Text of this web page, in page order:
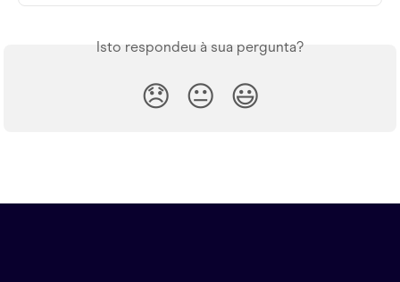
Isto respondeu à sua pergunta?
😞 😐 😃